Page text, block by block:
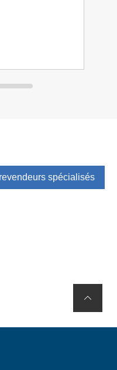
spécialisés